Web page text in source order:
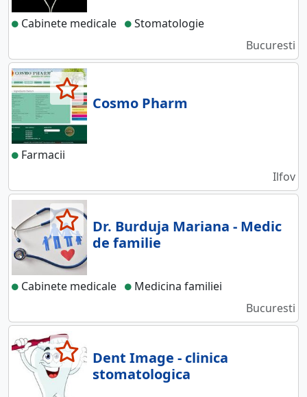
Cabinete medicale
Stomatologie
Bucuresti
Cosmo Pharm
Farmacii
Ilfov
Dr. Burduja Mariana - Medic
de familie
Cabinete medicale
Medicina familiei
Bucuresti
Dent Image - clinica
stomatologica